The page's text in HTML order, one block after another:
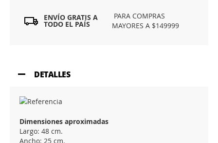
ENVÍO GRATIS A
TODO EL PAÍS
PARA COMPRAS
MAYORES A $149999
DETALLES
Dimensiones aproximadas
Largo: 48 cm.
Ancho: 25 cm.